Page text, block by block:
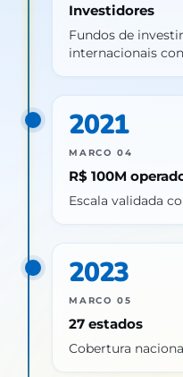
Investidores
Fundos de
internacionais
2021
MARCO 04
R$ 100M
Escala validada
2023
MARCO 05
27 estados
Cobertura